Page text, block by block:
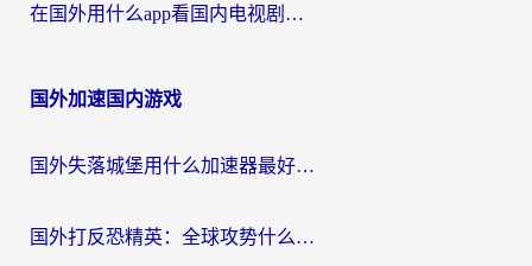
在国外用什么app看国内电视剧？3步解决版权限制+卡顿难题
国外加速国内游戏
国外失落城堡用什么加速器最好？一份来自老玩家的真实指南
国外打反恐精英：全球攻势什么加速器好用？2026海外玩家国服游戏加速终极指南